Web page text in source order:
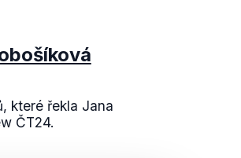
které řekla Jana
ČT24.